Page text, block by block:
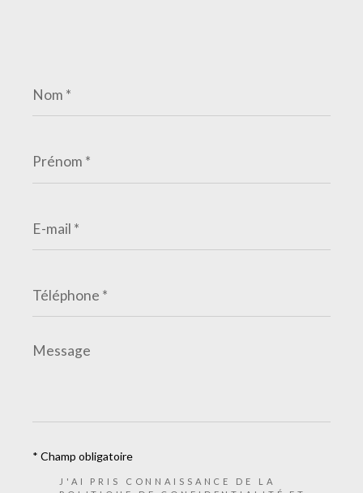
*
*
mail
*
*
Message
*
J'AI PRIS CONNAISSANCE DE LA
* Champ obligatoire